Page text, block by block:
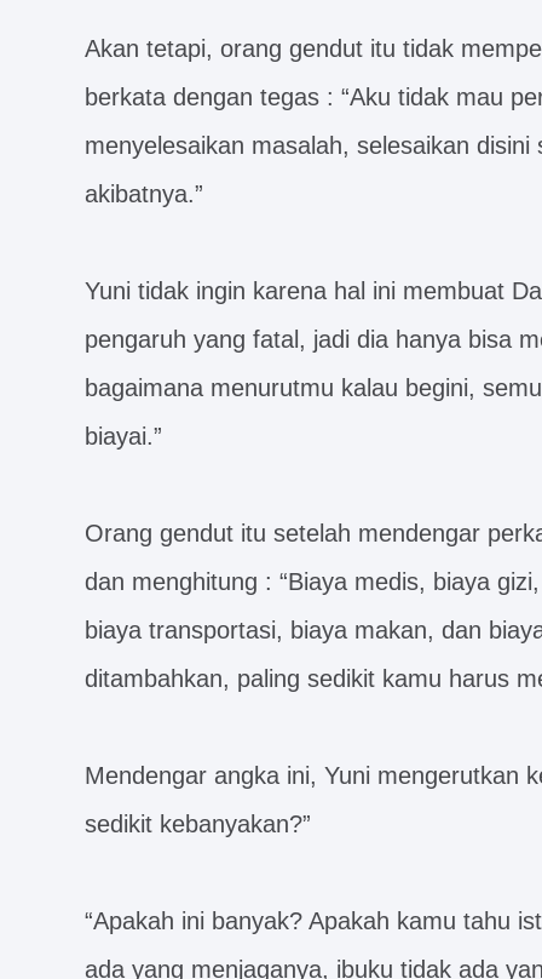
Akan tetapi, orang gendut itu tidak
berkata dengan tegas : “Aku tidak mau
menyelesaikan masalah, selesaikan
akibatnya.”
Yuni tidak ingin karena hal ini membuat
pengaruh yang fatal, jadi dia hanya bisa
bagaimana menurutmu kalau begini,
biayai.”
Orang gendut itu setelah mendengar
dan menghitung : “Biaya medis, biaya
biaya transportasi, biaya makan, dan
ditambahkan, paling sedikit kamu harus
Mendengar angka ini, Yuni mengerutkan
sedikit kebanyakan?”
“Apakah ini banyak? Apakah kamu tahu
ada yang menjaganya, ibuku tidak ada